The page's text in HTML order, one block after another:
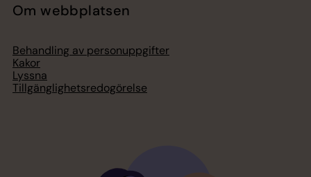
Om webbplatsen
Behandling av personuppgifter
Kakor
Lyssna
Tillgänglighetsredogörelse